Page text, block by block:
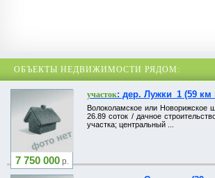
ОБЪЕКТЫ НЕДВИЖИМОСТИ РЯДОМ:
7 750 000р.
участок: дер. Лужки_1 (59
Волоколамское или Новорижское
26.89 соток / дачное
участка; центральный ...